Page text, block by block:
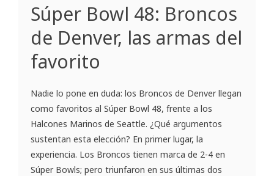
Súper Bowl 48: Broncos
de Denver, las armas del
favorito
Nadie lo pone en duda: los Broncos de Denver llegan
como favoritos al Súper Bowl 48, frente a los
Halcones Marinos de Seattle. ¿Qué argumentos
sustentan esta elección? En primer lugar, la
experiencia. Los Broncos tienen marca de 2-4 en
Súper Bowls; pero triunfaron en sus últimas dos